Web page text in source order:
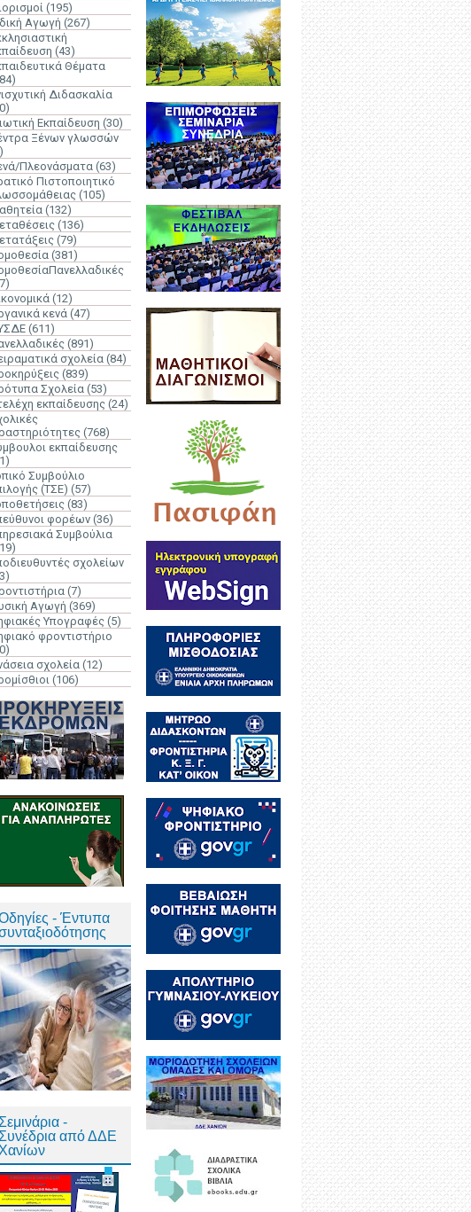
(195)
Αγωγή (267)
(43)
Θέματα
Διδασκαλία
Εκπαίδευση (30)
Ξένων γλωσσών
Πλεονάσματα(63)
Πιστοποιητικό
(105)
(132)
(136)
(79)
(381)
(12)
κενά(47)
(611)
(891)
σχολεία (84)
(839)
Σχολεία (53)
εκπαίδευσης (24)
(768)
εκπαίδευσης
Συμβούλιο
(ΤΣΕ) (57)
(83)
φορέων(36)
Συμβούλια
σχολείων
(7)
Αγωγή (369)
Υπογραφές (5)
φροντιστήριο
σχολεία (12)
(106)
- Έντυπα
Σεμινάρια -
Συνέδρια από ΔΔΕ
Χανίων